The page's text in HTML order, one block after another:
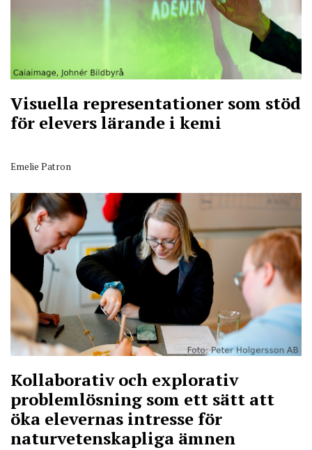
Visuella representationer som stöd
för elevers lärande i kemi
Emelie Patron
Kollaborativ och explorativ
problemlösning som ett sätt att
öka elevernas intresse för
naturvetenskapliga ämnen